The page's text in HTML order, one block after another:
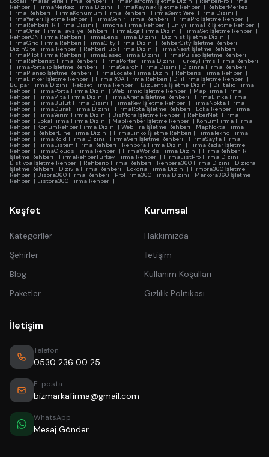
Rehberi | FirmaMerkez Firma Dizini | FirmaKaynak İşletme Rehberi | RehberMerkez
Firma Rehberi | FirmaKonumum Firma Rehberi | FirmaSemt Yerel Firma Dizini |
FirmaYerleri İşletme Rehberi | FirmaSehir Firma Rehberi | FirmaPro İşletme Rehberi |
FirmaRehberiTR Firma Dizini | Firmoria Firma Rehberi | EniyiFirmaTR İşletme Rehberi |
FirmaOneri Firma Tavsiye Rehberi | FirmaLog Firma Dizini |FirmaSet İşletme Rehberi |
RehberON Firma Rehberi | FirmaLens Firma Dizini | Dizinist İşletme Dizini |
FirmaGrid Firma Rehberi | FirmaCity Firma Dizini | RehberCity İşletme Rehberi |
DizinSite Firma Rehberi | RehberHub Firma Dizini | FirmaNest İşletme Rehberi |
FirmaPilot Firma Rehberi | FirmaBaseo Firma Dizini | FirmaPulseo İşletme Rehberi |
FirmaRehberist Firma Rehberi | FirmaPorter Firma Dizini | TurkeyFirms Firma Rehberi
| FirmaPortalio İşletme Rehberi | FirmaSearch Firma Dizini | Dizinra Firma Rehberi |
FirmaPlaneo İşletme Rehberi | FirmaLocate Firma Dizini | Rehberis Firma Rehberi |
FirmaLinker İşletme Rehberi | FirmaROA Firma Rehberi | DijiFirma İşletme Rehberi |
Bulpar Firma Dizini | Rebset Firma Rehberi | BizLenta İşletme Dizini | Dijitalio Firma
Rehberi | FirmaPorta Firma Dizini | WebFirmio İşletme Rehberi | MapFirma Firma
Rehberi | FirmaVita Firma Dizini | FirmaArena İşletme Rehberi | FirmaLinka Firma
Rehberi | FirmaBulut Firma Dizini | FirmaKey İşletme Rehberi | FirmaNokta Firma
Rehberi | FirmaDurak Firma Dizini | FirmaRota İşletme Rehberi | LokalRehber Firma
Rehberi | FirmaYerim Firma Dizini | BizMora İşletme Rehberi | RehberNeti Firma
Rehberi | LokalFirma Firma Dizini | MapRehber İşletme Rehberi | KonumFirma Firma
Rehberi | KonumRehber Firma Dizini | WebFira İşletme Rehberi | MapNokta Firma
Rehberi | RehberLine Firma Dizini | FirmaLinko İşletme Rehberi | FirmaTekno Firma
Rehberi | FirmaRoid Firma Dizini | FirmaVeri İşletme Rehberi | FirmaSayfa Firma
Rehberi | FirmaListem Firma Rehberi | Rehbora Firma Dizini | FirmaRadar İşletme
Rehberi | FirmaClouds Firma Rehberi | FirmaWorlds Firma Dizini | FirmaRehberTR
İşletme Rehberi | FirmaRehberTurkey Firma Rehberi | FirmaListPro Firma Dizini |
Listivoa İşletme Rehberi | Rehberio Firma Rehberi | Rehbera360 Firma Dizini | Diziora
İşletme Rehberi | Dizivia Firma Rehberi | Lokoria Firma Dizini | Firmora360 İşletme
Rehberi | Bizora360 Firma Rehberi | ProFirma360 Firma Dizini | Markora360 İşletme
Rehberi | Listora360 Firma Rehberi |
Keşfet
Kategoriler
Şehirler
Blog
Paketler
Kurumsal
Hakkımızda
İletişim
Kullanım Koşulları
Gizlilik Politikası
İletişim
Telefon
0530 236 00 25
E-posta
bizmarkafirma@gmail.com
WhatsApp
Mesaj Gönder